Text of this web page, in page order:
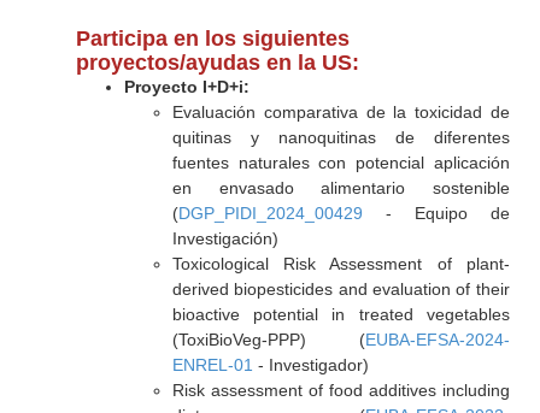
Participa en los siguientes
proyectos/ayudas en la US:
Proyecto I+D+i:
Evaluación comparativa de la toxicidad de
quitinas y nanoquitinas de diferentes
fuentes naturales con potencial aplicación
en envasado alimentario sostenible
(DGP_PIDI_2024_00429 - Equipo de
Investigación)
Toxicological Risk Assessment of plant-
derived biopesticides and evaluation of their
bioactive potential in treated vegetables
(ToxiBioVeg-PPP) (EUBA-EFSA-2024-
ENREL-01 - Investigador)
Risk assessment of food additives including